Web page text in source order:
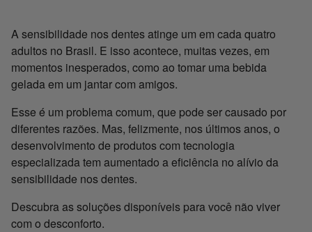
A sensibilidade nos dentes atinge um em cada quatro
adultos no Brasil. E isso acontece, muitas vezes, em
momentos inesperados, como ao tomar uma bebida
gelada em um jantar com amigos.
Esse é um problema comum, que pode ser causado por
diferentes razões. Mas, felizmente, nos últimos anos, o
desenvolvimento de produtos com tecnologia
especializada tem aumentado a eficiência no alívio da
sensibilidade nos dentes.
Descubra as soluções disponíveis para você não viver
com o desconforto.